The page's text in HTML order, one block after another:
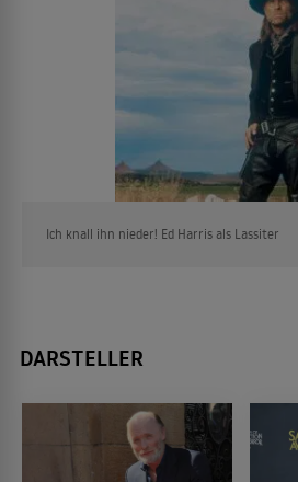
Ich knall ihn nieder! Ed Harris als Lassiter
DARSTELLER